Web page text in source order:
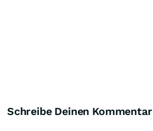
Schreibe Deinen Kommentar